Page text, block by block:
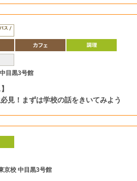
目黒3号館
見！まずは学校の話をきいてみよう
京校 中目黒3号館